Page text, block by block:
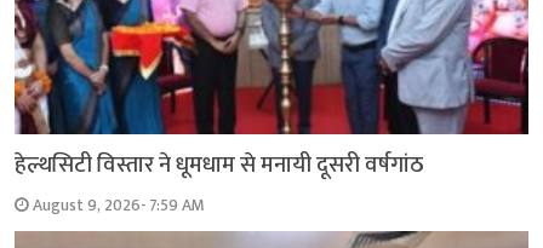
हेल्थसिटी विस्तार ने धूमधाम से मनायी दूसरी वर्षगांठ
August 9, 2026- 7:59 AM